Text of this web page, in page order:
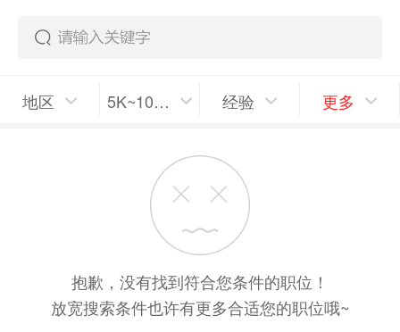
地区 5K~10K/月 经验 更多
抱歉，没有找到符合您条件的职位！
放宽搜索条件也许有更多合适您的职位哦~